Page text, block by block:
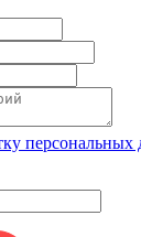
персональных